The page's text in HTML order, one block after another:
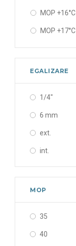
MOP +16°C
MOP +17°C
MOP -20C
EGALIZARE
1/4"
6 mm
ext.
int.
MOP
35
40